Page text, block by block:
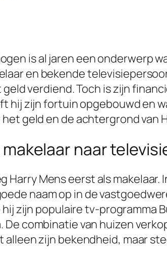
is al jaren een onderwerp
en bekende
verdiend. Toch is zijn
hij zijn fortuin opgebouwd en
geld en de achtergrond van
makelaar naar
Harry Mens eerst als
naam op in de
zijn populaire tv-programma
De combinatie van huizen
alleen zijn bekendheid, maar